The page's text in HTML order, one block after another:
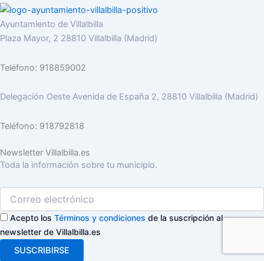
Ayuntamiento de Villalbilla
Plaza Mayor, 2 28810 Villalbilla (Madrid)
Teléfono: 918859002
Delegación Oeste Avenida de España 2, 28810 Villalbilla (Madrid)
Teléfono: 918792818
Newsletter Villalbilla.es
Toda la información sobre tu municipio.
Acepto los Términos y condiciones de la suscripción al
newsletter de Villalbilla.es
SUSCRIBIRSE